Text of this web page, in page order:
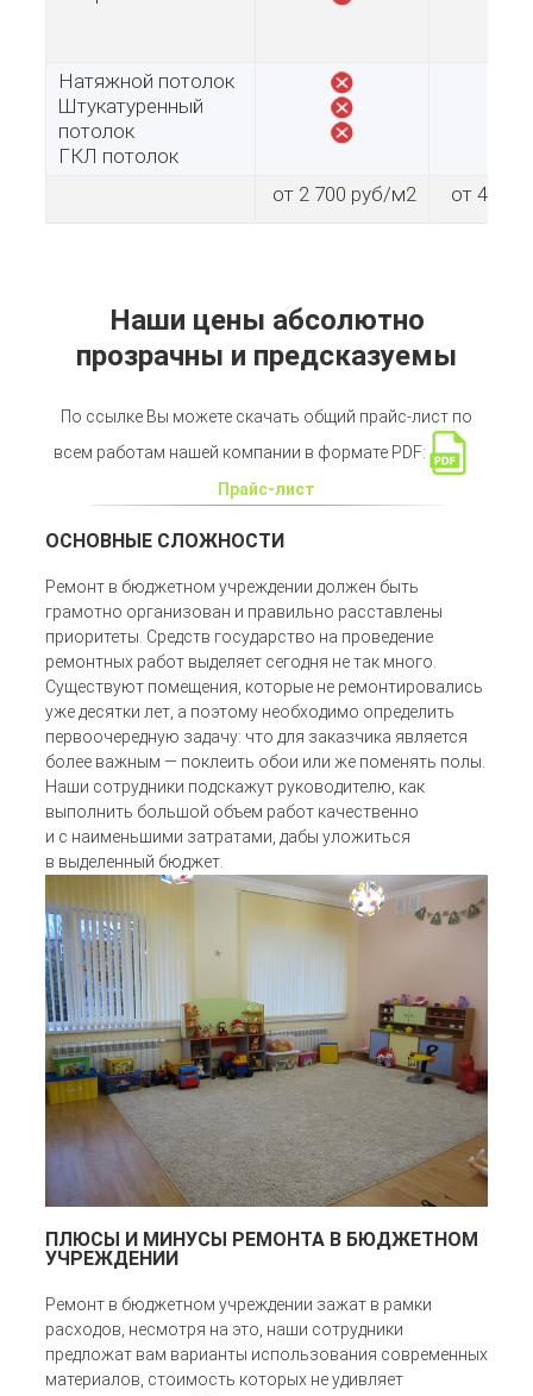
Натяжной потолок
Штукатуренный
потолок
ГКЛ потолок
от 2 700 руб/м2
от 4
Наши цены абсолютно
прозрачны и предсказуемы
По ссылке Вы можете скачать общий прайс-лиcт по
всем работам нашей компании в формате PDF:
Прайс-лист
ОСНОВНЫЕ СЛОЖНОСТИ
Ремонт в бюджетном учреждении должен быть
грамотно организован и правильно расставлены
приоритеты. Средств государство на проведение
ремонтных работ выделяет сегодня не так много.
Существуют помещения, которые не ремонтировались
уже десятки лет, а поэтому необходимо определить
первоочередную задачу: что для заказчика является
более важным — поклеить обои или же поменять полы.
Наши сотрудники подскажут руководителю, как
выполнить большой объем работ качественно
и с наименьшими затратами, дабы уложиться
в выделенный бюджет.
ПЛЮСЫ И МИНУСЫ РЕМОНТА В БЮДЖЕТНОМ
УЧРЕЖДЕНИИ
Ремонт в бюджетном учреждении зажат в рамки
расходов, несмотря на это, наши сотрудники
предложат вам варианты использования современных
материалов, стоимость которых не удивляет